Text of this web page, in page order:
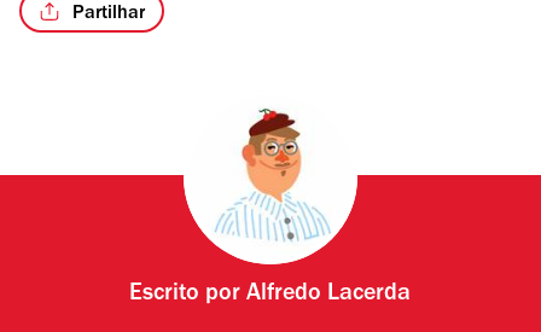
Partilhar
Escrito porAlfredo Lacerda